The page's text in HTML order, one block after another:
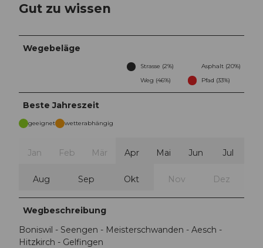
Gut zu wissen
Wegebeläge
Strasse (2%)
Asphalt (20%)
Weg (46%)
Pfad (33%)
Beste Jahreszeit
geeignet wetterabhängig
Jan Feb Mär Apr Mai Jun Jul
Aug Sep Okt Nov Dez
Wegbeschreibung
Boniswil - Seengen - Meisterschwanden - Aesch -
Hitzkirch - Gelfingen